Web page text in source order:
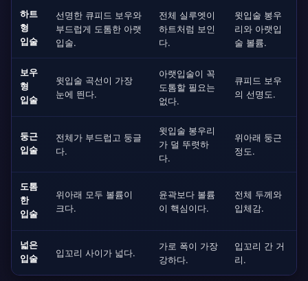
하트
형
입술
선명한 큐피드 보우와
부드럽게 도톰한 아랫
입술.
전체 실루엣이
하트처럼 보인
다.
윗입술 봉우
리와 아랫입
술 볼륨.
보우
형
입술
윗입술 곡선이 가장
눈에 띈다.
아랫입술이 꼭
도톰할 필요는
없다.
큐피드 보우
의 선명도.
둥근
입술
전체가 부드럽고 둥글
다.
윗입술 봉우리
가 덜 뚜렷하
다.
위아래 둥근
정도.
도톰
한
입술
위아래 모두 볼륨이
크다.
윤곽보다 볼륨
이 핵심이다.
전체 두께와
입체감.
넓은
입술
입꼬리 사이가 넓다.
가로 폭이 가장
강하다.
입꼬리 간 거
리.